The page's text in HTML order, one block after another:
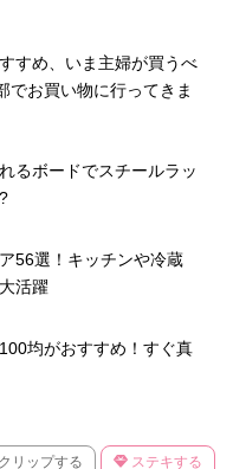
すめ、いま主婦が買うべ
でお買い物に行ってきま
るボードでスチールラッ
56選！キッチンや冷蔵
活躍
均がおすすめ！すぐ真
クリップする ステキする